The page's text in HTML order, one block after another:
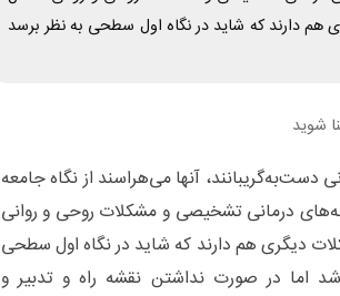
هم دارند که شاید در نگاه اول سطحی به نظر برسد
دست‌به‌گریبانند، آنها می‌هراسند از نگاه جامعه
درمانی تشخیصی و مشکلات روحی‌ و روانی
دیگری هم دارند که شاید در نگاه اول سطحی
اما در صورت نداشتن نقشه راه و تدبیر و